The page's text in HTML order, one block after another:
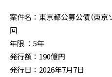
案件名：東京都公募公債（東京
回
年限 ：5年
発行額：190億円
発行日：2026年7月7日